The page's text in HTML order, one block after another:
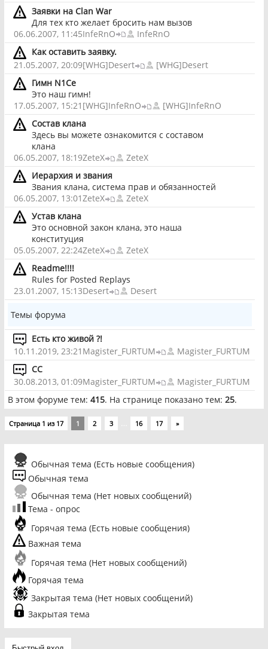
Заявки на Clan War
Для тех кто желает бросить нам вызов
06.06.2007, 11:45InfeRnO
InfeRnO
Как оставить заявку.
21.05.2007, 20:09[WHG]Desert
[WHG]Desert
Гимн N1Ce
Это наш гимн!
17.05.2007, 15:21 [WHG]InfeRnO
[WHG]InfeRnO
Состав клана
Здесь вы можете ознакомится с составом
клана
06.05.2007, 18:19ZeteX
ZeteX
Иерархия и звания
Звания клана, система прав и обязанностей
06.05.2007, 13:01ZeteX
ZeteX
Устав клана
Это основной закон клана, это наша
конституция
05.05.2007, 22:24ZeteX
ZeteX
Readme!!!!
Rules for Posted Replays
23.01.2007, 15:13Desert Desert
Темы форума
Есть кто живой ?!
10.11.2019, 23:21 Magister_FURTUM
Magister_FURTUM
СС
30.08.2013, 01:09Magister_FURTUM
Magister_FURTUM
В этом форуме тем: 415. На странице показано тем: 25.
Страница 1 из 17 1 2 3 16 17 »
Обычная тема (Есть новые сообщения)
Обычная тема
Обычная тема (Нет новых сообщений)
Тема - опрос
Горячая тема (Есть новые сообщения)
Важная тема
Горячая тема (Нет новых сообщений)
Горячая тема
Закрытая тема (Нет новых сообщений)
Закрытая тема